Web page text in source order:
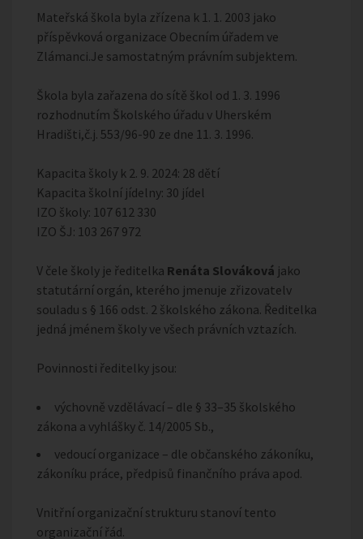
Mateřská škola byla zřízena k 1. 1. 2003 jako
příspěvková organizace Obecním úřadem ve
Zlámanci.Je samostatným právním subjektem.
Škola byla zařazena do sítě škol od 1. 3. 1996
rozhodnutím Školského úřadu v Uherském
Hradišti,č.j. 553/96-90 ze dne 11. 3. 1996.
Kapacita školy k 2. 9. 2024: 28 dětí
Kapacita školní jídelny: 30 jídel
IZO školy: 107 612 330
IZO ŠJ: 103 267 972
V čele školy je ředitelka Renáta Slováková jako
statutární orgán, kterého jmenuje zřizovatelv
souladu s § 166 odst. 2 školského zákona. Ředitelka
jedná jménem školy ve všech právních vztazích.
Povinnosti ředitelky jsou:
výchovně vzdělávací – dle § 33–35 školského
zákona a vyhlášky č. 14/2005 Sb.,
vedoucí organizace – dle občanského zákoníku,
zákoníku práce, předpisů finančního práva apod.
Vnitřní organizační strukturu stanoví tento
organizační řád.